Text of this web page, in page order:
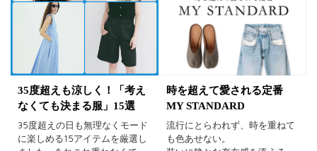
35度超えも涼しく！「考え
なくても決まる服」15選
35度超えの日も無理なくモード
に楽しめる15アイテムを厳選し
時を超えて愛される定番
MY STANDARD
流行にとらわれず、時を重ねて
も色あせない。